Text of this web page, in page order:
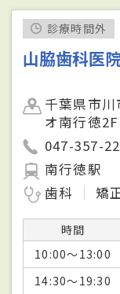
診療時間外
山脇歯科医
千葉県市
オ南行徳2F
047-357-
南行徳駅
歯科
矯
時間
10:00～13:00
14:30～19:30